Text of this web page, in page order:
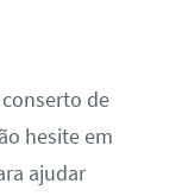
de
hesite em
ajudar